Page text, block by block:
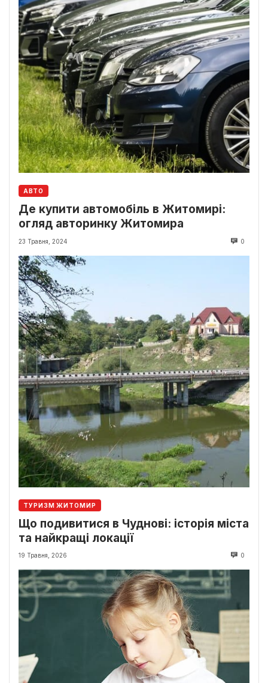
АВТО
Де купити автомобіль в Житомирі:
огляд авторинку Житомира
23 Травня, 2024 0
ТУРИЗМ ЖИТОМИР
Що подивитися в Чуднові: історія міста
та найкращі локації
19 Травня, 2026 0